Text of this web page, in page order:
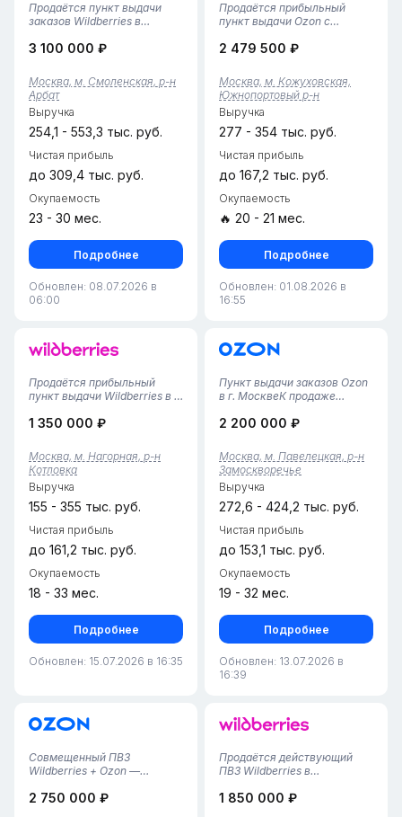
Продаётся пункт выдачи
заказов Wildberries в
бизнес с пятилетней
ПВЗ Wildberries в Москве. За
годы работы сформирована
лояльная клиентская база,
выстрое...
3 100 000 ₽
Москва, м. Смоленская, р-н
Арбат
Выручка
254,1 - 553,3 тыс. руб.
Чистая прибыль
до 309,4 тыс. руб.
Окупаемость
23 - 30 мес.
Подробнее
Обновлен: 08.07.2026 в
06:00
Продаётся прибыльный
пункт выдачи Ozon с
Доставкой в спальном
сдаются новые дома —
оборот ещё вырастет.
Площадь 24 квадратных
метра, в штате два
сотрудника...
2 479 500 ₽
Москва, м. Кожуховская,
Южнопортовый р-н
Выручка
277 - 354 тыс. руб.
Чистая прибыль
до 167,2 тыс. руб.
Окупаемость
🔥 20 - 21 мес.
Подробнее
Обновлен: 01.08.2026 в
16:55
Продаётся прибыльный
пункт выдачи Wildberries в 5
Аренда 90 000 рублей за 54
Просторное помещение с
огромной клиентской зоной,
большой входной группой,
дву...
1 350 000 ₽
Москва, м. Нагорная, р-н
Котловка
Выручка
155 - 355 тыс. руб.
Чистая прибыль
до 161,2 тыс. руб.
Окупаемость
18 - 33 мес.
Подробнее
Обновлен: 15.07.2026 в 16:35
Пункт выдачи заказов Ozon
в г. МосквеК продаже
пункт выдачи заказов Ozon.
полтора года,
демонстрирует стабильный
поток клиентов и
налаженные
операционные...
2 200 000 ₽
Москва, м. Павелецкая, р-н
Замоскворечье
Выручка
272,6 - 424,2 тыс. руб.
Чистая прибыль
до 153,1 тыс. руб.
Окупаемость
19 - 32 мес.
Подробнее
Обновлен: 13.07.2026 в
16:39
Совмещенный ПВЗ
Wildberries + Ozon —
Локация: Москва,
2 750 000 ₽
Продаётся действующий
ПВЗ Wildberries в
параметры:срок работы: с
1 850 000 ₽